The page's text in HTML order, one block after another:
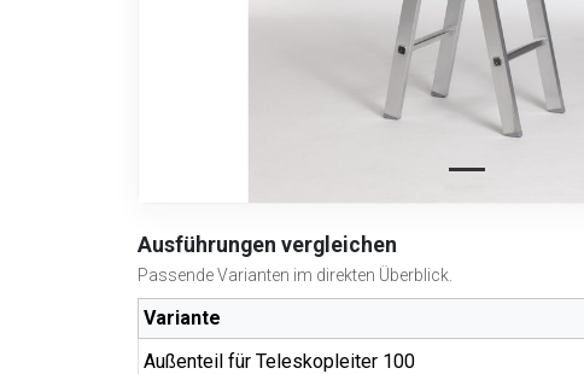
Ausführungen vergleichen
Passende Varianten im direkten Überblick.
Variante
Außenteil für Teleskopleiter 100